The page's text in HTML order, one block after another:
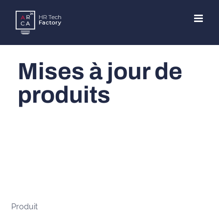
content
Mises à jour de
produits
Produit